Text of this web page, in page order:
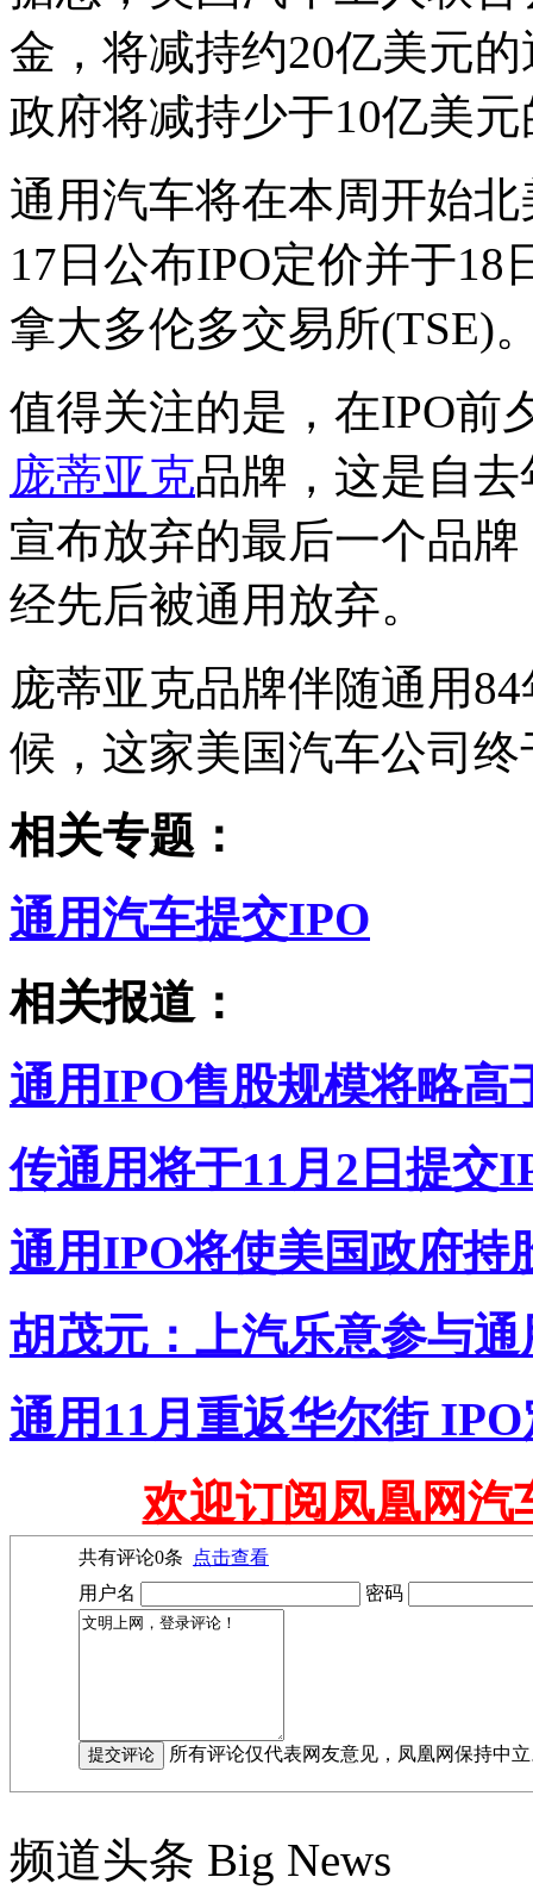
金，将减持约20亿美元
政府将减持少于10亿美
通用汽车将在本周开始
17日公布IPO定价并于18
拿大多伦多交易所(TSE)
值得关注的是，在IPO前
庞蒂亚克品牌，这是自
宣布放弃的最后一个品
经先后被通用放弃。
庞蒂亚克品牌伴随通用
候，这家美国汽车公司
相关专题：
通用汽车提交IPO
相关报道：
通用IPO售股规模将略高
传通用将于11月2日提交
通用IPO将使美国政府持
胡茂元：上汽乐意参与
通用11月重返华尔街
欢迎订阅凤凰网汽
共有评论0条
点击查看
用户名
密码
所有评论仅代表网友意见，凤凰网保持中
频道头条 Big News